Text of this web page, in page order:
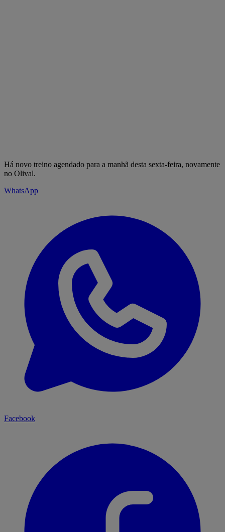
Há novo treino agendado para a manhã desta sexta-feira, novamente
no Olival.
WhatsApp
Facebook